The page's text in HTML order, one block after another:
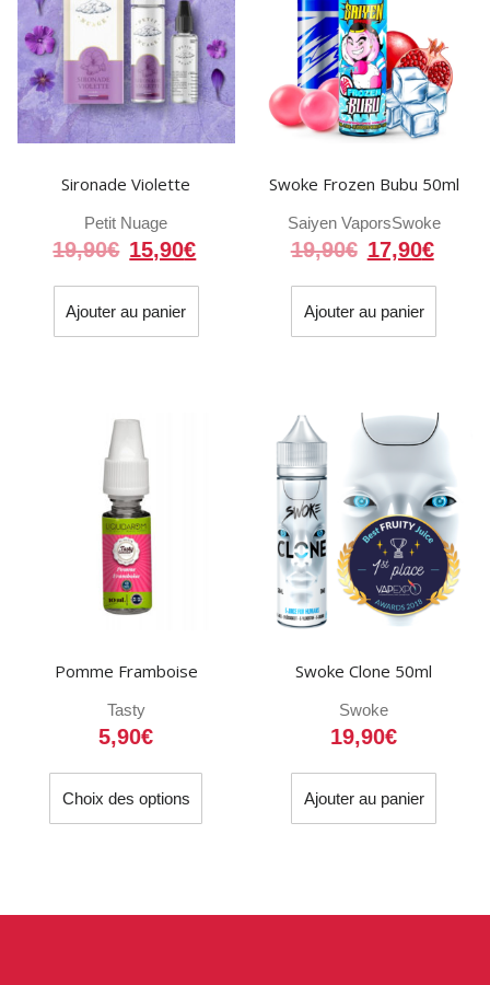
Sironade Violette
Petit Nuage
19,90€ Le
initial
était :
15,90€
est :
Ajouter au panier
Swoke Frozen Bubu 50ml
Saiyen VaporsSwoke
19,90€ Le
initial
était :
17,90€
est :
Ajouter au panier
Pomme Framboise
Tasty
5,90€
Choix des options
Ce
a
Les
Swoke Clone 50ml
Swoke
19,90€
Ajouter au panier